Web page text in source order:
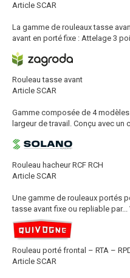
Article SCAR
La gamme de rouleaux tasse
avant en porté fixe : Attelage 3
Rouleau tasse avant
Article SCAR
Gamme composée de 4
largeur de travail. Conçu avec un
Rouleau hacheur RCF RCH
Article SCAR
Une gamme de rouleaux portés
tasse avant fixe ou repliable par...
Rouleau porté frontal – RTA –
Article SCAR